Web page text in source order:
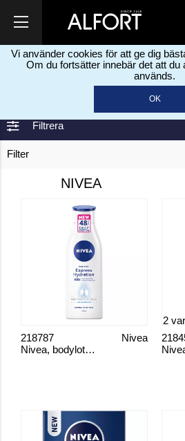
Vi använder cookies för att ge dig
Om du fortsätter innebär det att du
används.
OK
Filtrera
Filter
NIVEA
Nivea, bodylotion
Nivea
218787
2